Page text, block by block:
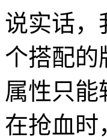
说实话，
个搭配的
属性只能
在抢血时